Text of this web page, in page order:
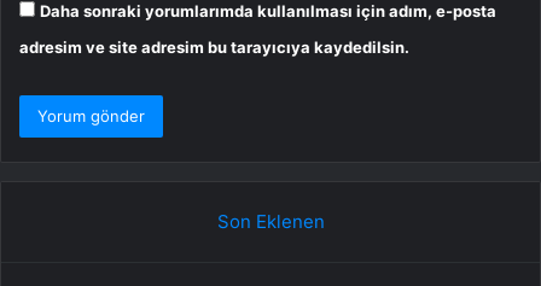
Daha sonraki yorumlarımda kullanılması için adım, e-posta
adresim ve site adresim bu tarayıcıya kaydedilsin.
Son Eklenen